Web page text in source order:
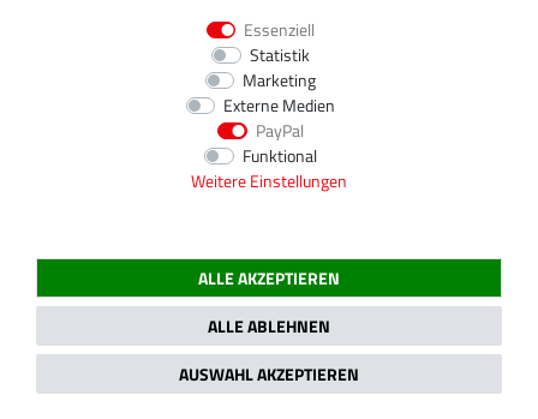
QUICKLINKS
Start
Versandkosten
Datenschutzerklärung
Essenziell
Statistik
Marketing
Externe Medien
PayPal
Funktional
Weitere Einstellungen
ALLE AKZEPTIEREN
ALLE ABLEHNEN
AUSWAHL AKZEPTIEREN